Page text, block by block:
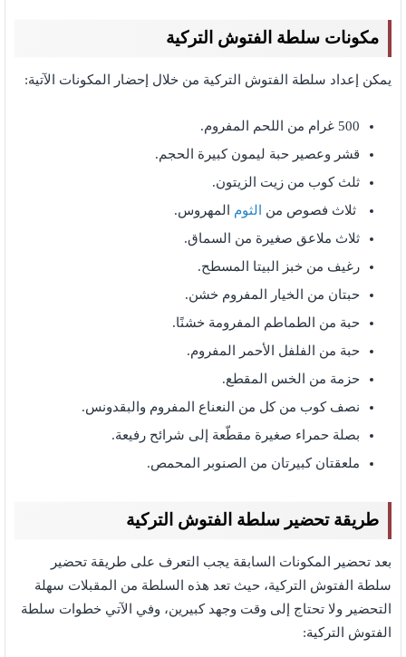
مكونات سلطة الفتوش التركية
يمكن إعداد سلطة الفتوش التركية من خلال إحضار المكونات الآتية:
500 غرام من اللحم المفروم.
قشر وعصير حبة ليمون كبيرة الحجم.
ثلث كوب من زيت الزيتون.
ثلاث فصوص من
الثوم المهروس.
ثلاث ملاعق صغيرة من السماق.
رغيف من خبز البيتا المسطح.
حبتان من الخيار المفروم خشن.
حبة من الطماطم المفرومة خشنًا.
حبة من الفلفل الأحمر المفروم.
حزمة من الخس المقطع.
نصف كوب من كل من النعناع المفروم والبقدونس.
بصلة حمراء صغيرة مقطّعة إلى شرائح رفيعة.
ملعقتان كبيرتان من الصنوبر المحمص.
طريقة تحضير سلطة الفتوش التركية
بعد تحضير المكونات السابقة يجب التعرف على طريقة تحضير
سلطة الفتوش التركية، حيث تعد هذه السلطة من المقبلات سهلة
التحضير ولا تحتاج إلى وقت وجهد كبيرين، وفي الآتي خطوات سلطة
الفتوش التركية: